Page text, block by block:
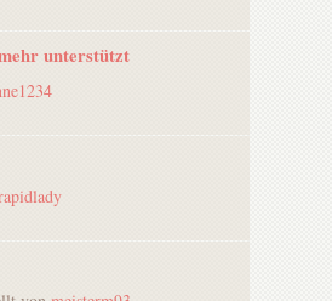
unterstützt